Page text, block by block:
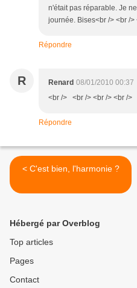
n'était pas réparable. Je
journée. Bises<br /> <br />
Répondre
R Renard 08/01/2010 00:37
<br /> <br /> <br /> <br />
Répondre
< C'est bien, l'harmonie ?
Hébergé par Overblog
Top articles
Pages
Contact